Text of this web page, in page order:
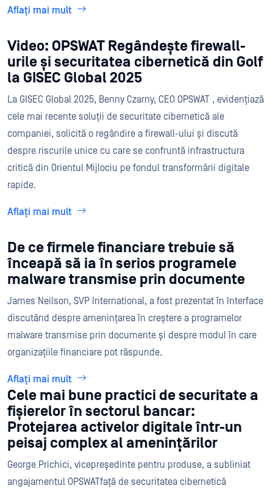
Aflați mai mult
Video: OPSWAT Regândește firewall-
urile și securitatea cibernetică din Golf
la GISEC Global 2025
La GISEC Global 2025, Benny Czarny, CEO OPSWAT , evidențiază
cele mai recente soluții de securitate cibernetică ale
companiei, solicită o regândire a firewall-ului și discută
despre riscurile unice cu care se confruntă infrastructura
critică din Orientul Mijlociu pe fondul transformării digitale
rapide.
Aflați mai mult
De ce firmele financiare trebuie să
înceapă să ia în serios programele
malware transmise prin documente
James Neilson, SVP International, a fost prezentat în Interface
discutând despre amenințarea în creștere a programelor
malware transmise prin documente și despre modul în care
organizațiile financiare pot răspunde.
Aflați mai mult
Cele mai bune practici de securitate a
fișierelor în sectorul bancar:
Protejarea activelor digitale într-un
peisaj complex al amenințărilor
George Prichici, vicepreședinte pentru produse, a subliniat
angajamentul OPSWATfață de securitatea cibernetică